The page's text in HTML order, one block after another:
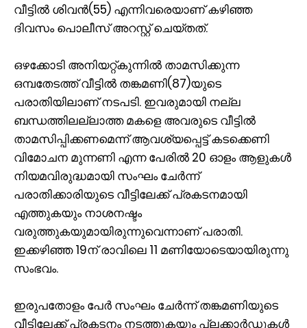
വീട്ടില്‍ ശിവന്‍(55) എന്നിവരെയാണ് കഴിഞ്ഞ
ദിവസം പൊലീസ് അറസ്റ്റ് ചെയ്തത്.
ഒഴക്കോടി അനിയറ്റ്കുന്നില്‍ താമസിക്കുന്ന
ഒമ്പതേടത്ത് വീട്ടില്‍ തങ്കമണി(87)യുടെ
പരാതിയിലാണ് നടപടി. ഇവരുമായി നല്ല
ബന്ധത്തിലല്ലാത്ത മകളെ അവരുടെ വീട്ടില്‍
താമസിപ്പിക്കണമെന്ന് ആവശ്യപ്പെട്ട് കടക്കെണി
വിമോചന മുന്നണി എന്ന പേരില്‍ 20 ഓളം ആളുകള്‍
നിയമവിരുദ്ധമായി സംഘം ചേര്‍ന്ന്
പരാതിക്കാരിയുടെ വീട്ടിലേക്ക് പ്രകടനമായി
എത്തുകയും നാശനഷ്ടം
വരുത്തുകയുമായിരുന്നുവെന്നാണ് പരാതി.
ഇക്കഴിഞ്ഞ 19ന് രാവിലെ 11 മണിയോടെയായിരുന്നു
സംഭവം.
ഇരുപതോളം പേര്‍ സംഘം ചേര്‍ന്ന് തങ്കമണിയുടെ
വീട്ടിലേക്ക് പ്രകടനം നടത്തുകയും പ്ലക്കാര്‍ഡുകള്‍